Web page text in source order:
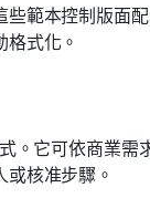
範本控制版面
式化。
。它可依商業需
核准步驟。